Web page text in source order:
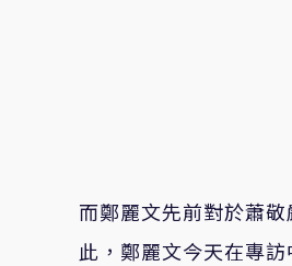
而鄭麗文先前對於蕭
此，鄭麗文今天在專